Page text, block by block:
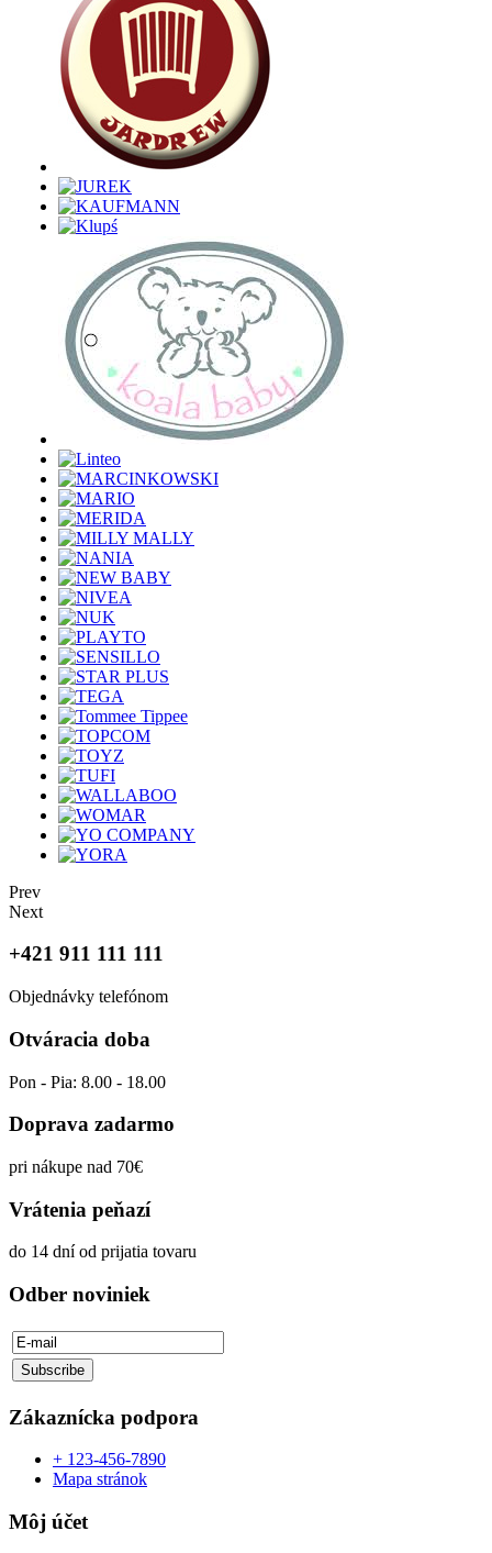
Prev
Next
+421 911 111 111
Objednávky telefónom
Otváracia doba
Pon - Pia: 8.00 - 18.00
Doprava zadarmo
pri nákupe nad 70€
Vrátenia peňazí
do 14 dní od prijatia tovaru
Odber noviniek
Zákaznícka podpora
+ 123-456-7890
Mapa stránok
Môj účet